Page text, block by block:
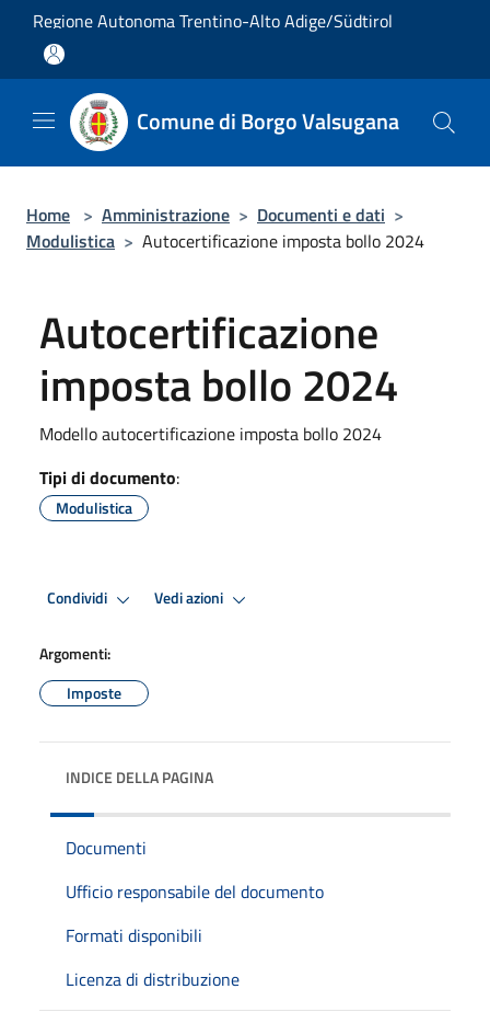
Salta al contenuto principale
Regione Autonoma Trentino-Alto Adige/Südtirol
Comune di Borgo Valsugana
Home > Amministrazione > Documenti e dati >
Modulistica > Autocertificazione imposta bollo 2024
Autocertificazione
imposta bollo 2024
Modello autocertificazione imposta bollo 2024
Tipi di documento:
Modulistica
Condividi Vedi azioni
Argomenti:
Imposte
INDICE DELLA PAGINA
Documenti
Ufficio responsabile del documento
Formati disponibili
Licenza di distribuzione